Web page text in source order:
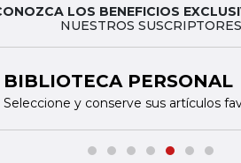
LOS BENEFICIOS
NUESTROS SUSCRIPTORES
BIBLIOTECA PERSONAL
Seleccione y conserve sus artículos